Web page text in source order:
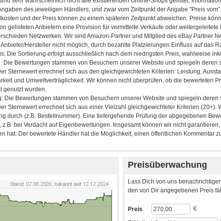
Preisüberwachung
Lass Dich von uns
den von Dir angegebenen Preis
Preis €